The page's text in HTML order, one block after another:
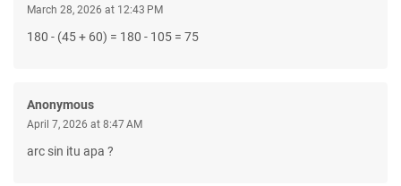
March 28, 2026 at 12:43 PM
180 - (45 + 60) = 180 - 105 = 75
Anonymous
April 7, 2026 at 8:47 AM
arc sin itu apa ?